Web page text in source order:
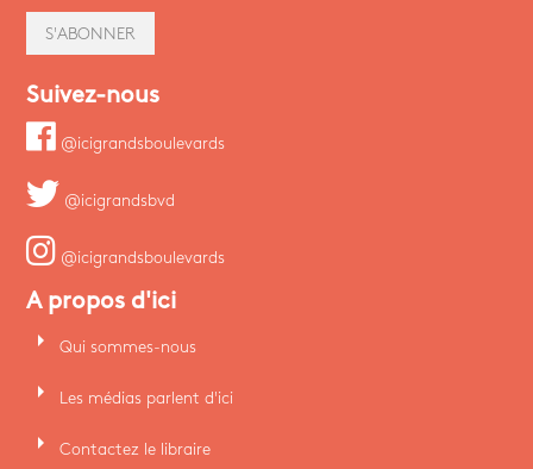
S'ABONNER
Suivez-nous
@icigrandsboulevards
@icigrandsbvd
@icigrandsboulevards
A propos d'ici
arrow_right Qui sommes-nous
arrow_right Les médias parlent d'ici
arrow_right Contactez le libraire